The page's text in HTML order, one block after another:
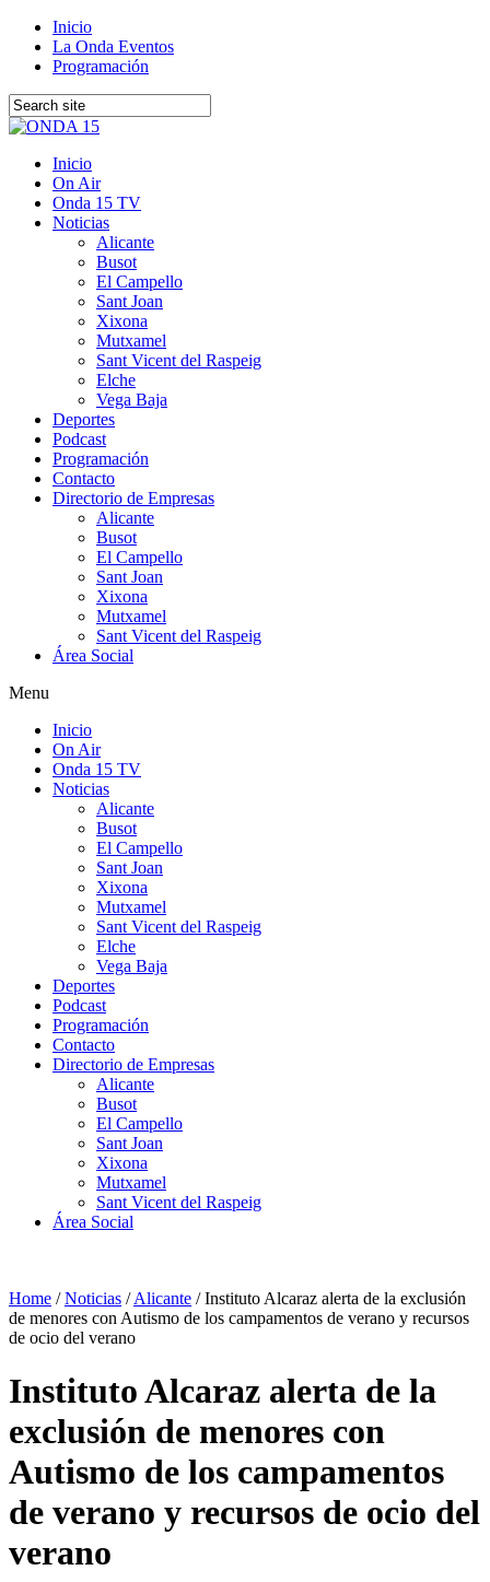
Inicio
La Onda Eventos
Programación
Inicio
On Air
Onda 15 TV
Noticias
Alicante
Busot
El Campello
Sant Joan
Xixona
Mutxamel
Sant Vicent del Raspeig
Elche
Vega Baja
Deportes
Podcast
Programación
Contacto
Directorio de Empresas
Alicante
Busot
El Campello
Sant Joan
Xixona
Mutxamel
Sant Vicent del Raspeig
Área Social
Menu
Inicio
On Air
Onda 15 TV
Noticias
Alicante
Busot
El Campello
Sant Joan
Xixona
Mutxamel
Sant Vicent del Raspeig
Elche
Vega Baja
Deportes
Podcast
Programación
Contacto
Directorio de Empresas
Alicante
Busot
El Campello
Sant Joan
Xixona
Mutxamel
Sant Vicent del Raspeig
Área Social
Home /Noticias /Alicante /Instituto Alcaraz alerta de la exclusión
de menores con Autismo de los campamentos de verano y recursos
de ocio del verano
Instituto Alcaraz alerta de la
exclusión de menores con
Autismo de los campamentos
de verano y recursos de ocio del
verano